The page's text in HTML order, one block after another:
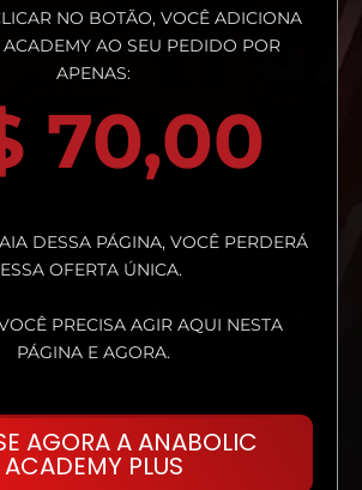
NO BOTÃO, VOCÊ ADICIONA
AO SEU PEDIDO POR
APENAS:
70,00
DESSA PÁGINA, VOCÊ PERDERÁ
ESSA OFERTA ÚNICA.
PRECISA AGIR AQUI NESTA
PÁGINA E AGORA.
AGORA A ANABOLIC
ACADEMY PLUS